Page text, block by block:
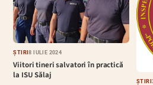
ȘTIRI8 IULIE 2024
Viitori tineri salvatori în practică
la ISU Sălaj
ȘTIRI